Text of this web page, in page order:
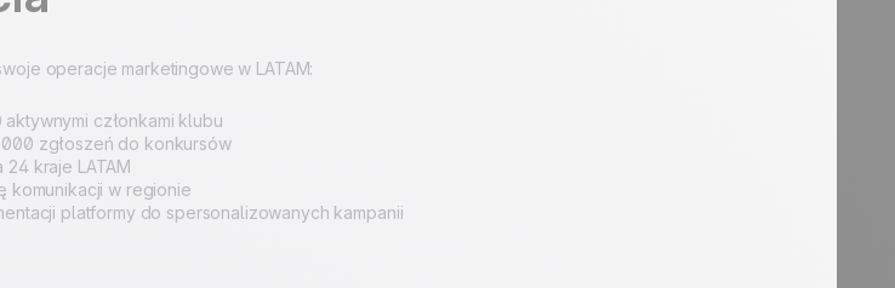
operacje marketingowe w LATAM:
członkami klubu
zgłoszeń do konkursów
kraje LATAM
komunikacji w regionie
platformy do spersonalizowanych kampanii